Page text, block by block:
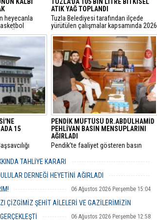
heyecanla
kez Ümraniye
ATIK YAĞ TOPLANDI
Tuzla Belediyesi tarafından ilçede
yürütülen çalışmalar kapsamında 2026
yılında 105 bin litre bitkisel atık yağ
toplandı.
15
yönelik üçüncü
PENDİK MÜFTÜSÜ DR.ABDÜLHAMİD
PEHLİVAN BASIN MENSUPLARINI
AĞIRLADI
​Pendik’te faaliyet gösteren basın
görevine başlayan Dr. Abdulhamid
yeni görevi için tebriklerini iletti.
TAHLİYE KARARI
06 Ağustos 2026 Perşembe 18:26
DERNEĞİ HEYETİNİ AĞIRLADI
06 Ağustos 2026 Perşembe 17:56
06 Ağustos 2026 Perşembe 15:04
ÇİZGİMİZ ŞEHİT AİLELERİ VE GAZİLERİMİZİN
06 Ağustos 2026 Perşembe 12:58